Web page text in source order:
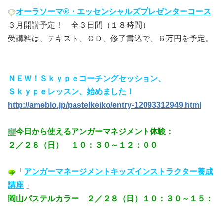
オーラソーマ®・エッセンシャルズプレゼンターコース
３月開講予定！ 全３日間（１８時間）
受講料は、テキスト、ＣＤ、修了書込で、６万円を予定。
ＮＥＷ！Ｓｋｙｐｅコーチングセッション、
Ｓｋｙｐｅレッスン、始めました！
http://ameblo.jp/pastelkeiko/entry-12093312949.html
今日から使えるアンガーマネジメント体験：
２／２８（日） １０：３０～１２：００
「 アンガーマネージメントキッズインストラクター養成
講座 」
岡山パステルカラー
２／２８（日）
１０：３０～１５：